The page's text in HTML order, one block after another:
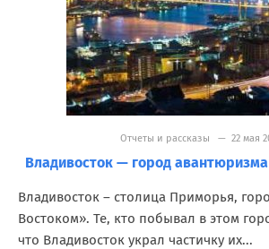
Отчеты и рассказы — 22 мая
Владивосток — город
Владивосток – столица Приморья,
Востоком». Те, кто побывал в этом
что Владивосток украл частичку их...